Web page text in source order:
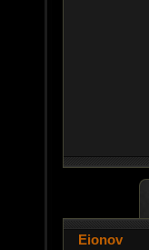
Eionov